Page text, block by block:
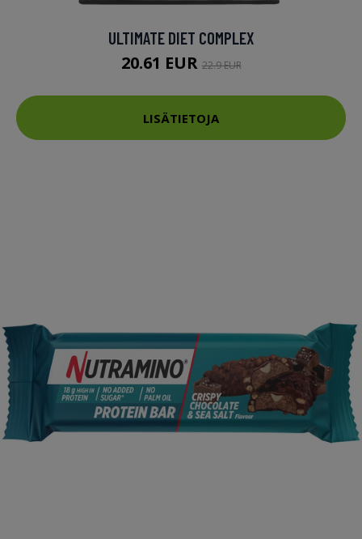
ULTIMATE DIET COMPLEX
20.61 EUR22.9 EUR
LISÄTIETOJA